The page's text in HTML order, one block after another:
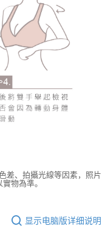
差、拍攝光線等因素，照片
物為準。
显示电脑版详细说明